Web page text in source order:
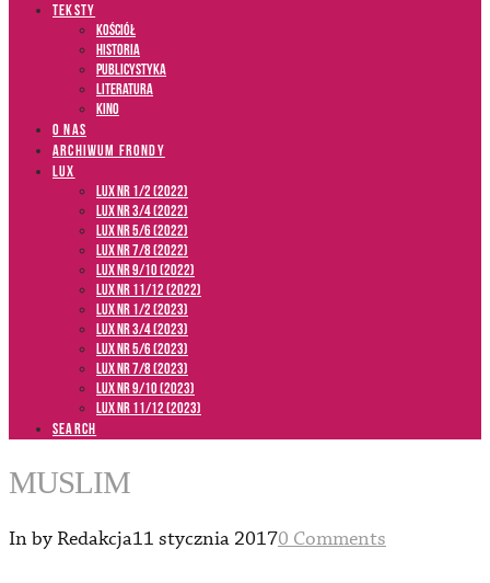
TEKSTY
Kościół
Historia
Publicystyka
Literatura
Kino
O NAS
ARCHIWUM FRONDY
LUX
LUX NR 1/2 (2022)
LUX NR 3/4 (2022)
LUX NR 5/6 (2022)
LUX NR 7/8 (2022)
LUX nr 9/10 (2022)
LUX NR 11/12 (2022)
LUX NR 1/2 (2023)
LUX NR 3/4 (2023)
LUX NR 5/6 (2023)
LUX NR 7/8 (2023)
LUX NR 9/10 (2023)
LUX NR 11/12 (2023)
SEARCH
MUSLIM
In by Redakcja11 stycznia 20170 Comments